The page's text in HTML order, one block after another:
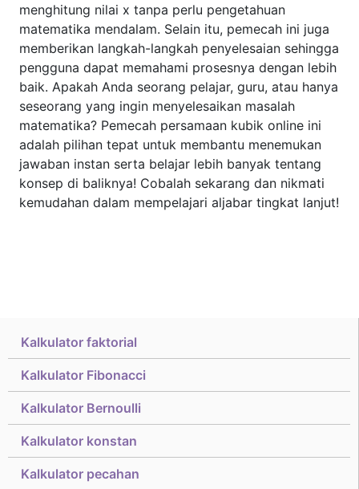
Kalkulator faktorial
Kalkulator Fibonacci
Kalkulator Bernoulli
Kalkulator konstan
Kalkulator pecahan
menghitung nilai x tanpa perlu pengetahuan
matematika mendalam. Selain itu, pemecah ini juga
memberikan langkah-langkah penyelesaian sehingga
pengguna dapat memahami prosesnya dengan lebih
baik. Apakah Anda seorang pelajar, guru, atau hanya
seseorang yang ingin menyelesaikan masalah
matematika? Pemecah persamaan kubik online ini
adalah pilihan tepat untuk membantu menemukan
jawaban instan serta belajar lebih banyak tentang
konsep di baliknya! Cobalah sekarang dan nikmati
kemudahan dalam mempelajari aljabar tingkat lanjut!